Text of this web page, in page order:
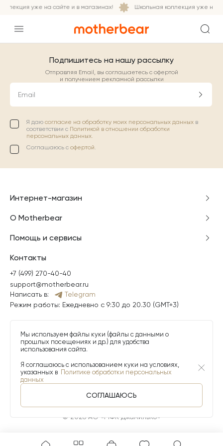
уже на сайте и в магазинах! Школьная коллекция уже на
Подпишитесь на нашу рассылку
Отправляя Email, вы соглашаетесь с офертой
и получением рекламной рассылки
Email
Я даю согласие на обработку моих персональных данных в
соответствии с Политикой в отношении обработки
персональных данных.
Соглашаюсь с офертой.
Интернет-магазин
О Motherbear
Помощь и сервисы
Контакты
+7 (499) 270-40-40
support@motherbear.ru
Написать в:
Telegram
Режим работы: Ежедневно с 9:30 до 20.30 (GMT+3)
© 2026 АО «МФК ДжамильКо»
Мы используем файлы куки (файлы с данными о
прошлых посещениях и др.) для удобства
использования сайта.
Я соглашаюсь с использованием куки на условиях,
указанных в Политике обработки персональных
данных
СОГЛАШАЮСЬ